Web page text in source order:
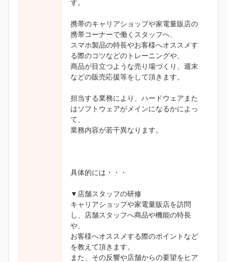
す。
携帯のキャリアショップや家電量販店の
携帯コーナーで働くスタッフへ、
スマホ製品の特長やお客様へオススメす
る際のコツなどのトレーニングや、
商品が目立つような売り場づくり、週末
などの販売応援等をして頂きます。
担当する業務により、ハードウェアまた
はソフトウェアがメインになるかによっ
て、
業務内容が若干異なります。
具体的には・・・
▼店舗スタッフの研修
キャリアショップや家電量販店を訪問
し、店舗スタッフへ商品や機能の特長
や、
お客様へオススメする際のポイントなど
を教えて頂きます。
また、その反響や店舗からの要望をヒア